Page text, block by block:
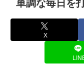
単調な毎日を
X